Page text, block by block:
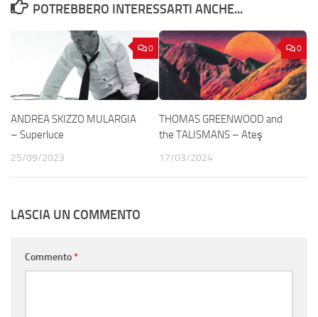
POTREBBERO INTERESSARTI ANCHE...
0
ANDREA SKIZZO MULARGIA
– Superluce
25/09/2023
0
THOMAS GREENWOOD and
the TALISMANS – Ateş
17/03/2024
LASCIA UN COMMENTO
Commento*